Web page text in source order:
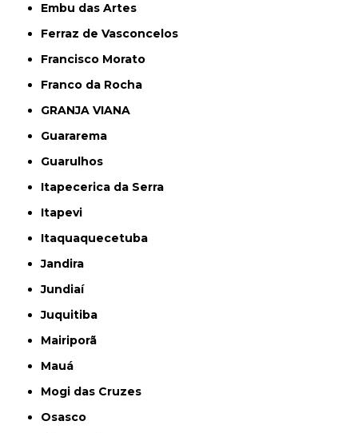
Embu das Artes
Ferraz de Vasconcelos
Francisco Morato
Franco da Rocha
GRANJA VIANA
Guararema
Guarulhos
Itapecerica da Serra
Itapevi
Itaquaquecetuba
Jandira
Jundiaí
Juquitiba
Mairiporã
Mauá
Mogi das Cruzes
Osasco